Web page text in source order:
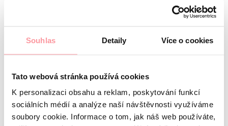
Souhlas Detaily Více o cookies
Tato webová stránka používá cookies
K personalizaci obsahu a reklam, poskytování funkcí
sociálních médií a analýze naší návštěvnosti využíváme
soubory cookie. Informace o tom, jak náš web používáte,
Jazyk komunikace
Mám zájem o
Jaký je váš dotaz? Komunikace je maximálně diskrétní,